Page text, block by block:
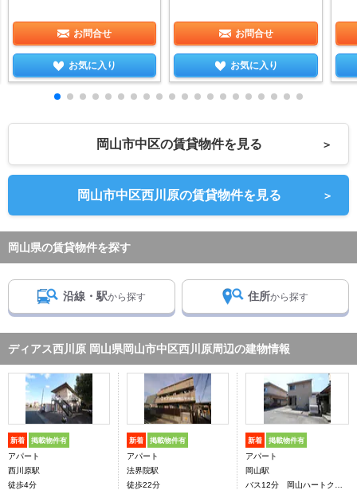
お問合せ
お気に入り
お問合せ
お気に入り
岡山市中区の賃貸物件を見る ＞
岡山市中区西川原の賃貸物件を見る ＞
岡山県の賃貸物件を探す
沿線・駅から探す 住所から探す
ディアス西川原 岡山県岡山市中区西川原周辺の建物情報
新着 掲載物件有
アパート
西川原駅
徒歩4分
新着 掲載物件有
アパート
法界院駅
徒歩22分
新着 掲載物件有
アパート
岡山駅
バス12分 岡山ハートクリニック前下車：停歩2分